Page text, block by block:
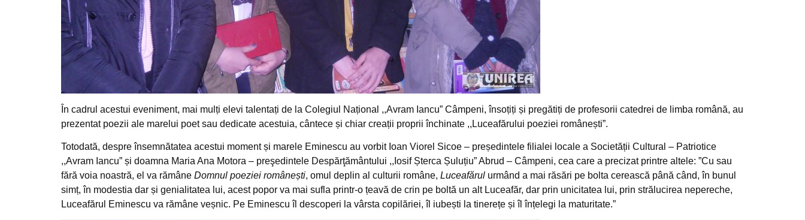
În cadrul acestui eveniment, mai mulți elevi talentați de la Colegiul Național ,,Avram Iancu” Câmpeni, însoțiți și pregătiți de profesorii catedrei de limba română, au
prezentat poezii ale marelui poet sau dedicate acestuia, cântece și chiar creații proprii închinate ,,Luceafărului poeziei românești”.
Totodată, despre însemnătatea acestui moment și marele Eminescu au vorbit Ioan Viorel Sicoe – președintele filialei locale a Societății Cultural – Patriotice
,,Avram Iancu” și doamna Maria Ana Motora – preşedintele Despărţământului ,,Iosif Șterca Șuluțiu” Abrud – Câmpeni, cea care a precizat printre altele: ”Cu sau
fără voia noastră, el va rămâne Domnul poeziei românești, omul deplin al culturii române, Luceafărul urmând a mai răsări pe bolta cerească până când, în bunul
simț, în modestia dar și genialitatea lui, acest popor va mai sufla printr-o țeavă de crin pe boltă un alt Luceafăr, dar prin unicitatea lui, prin strălucirea nepereche,
Luceafărul Eminescu va rămâne veșnic. Pe Eminescu îl descoperi la vârsta copilăriei, îl iubești la tinerețe și îl înțelegi la maturitate.”